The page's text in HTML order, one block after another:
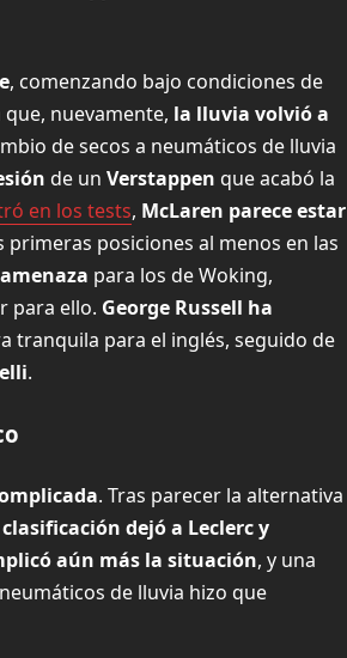
, comenzando bajo condiciones de
nuevamente, la lluvia volvió a
de secos a neumáticos de lluvia
de un Verstappen que acabó la
en los tests, McLaren parece estar
posiciones al menos en las
para los de Woking,
para ello. George Russell ha
tranquila para el inglés, seguido de
.
. Tras parecer la alternativa
dejó a Leclerc y
aún más la situación, y una
de lluvia hizo que